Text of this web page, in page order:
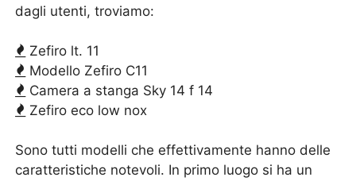
dagli utenti, troviamo:
Zefiro lt. 11
Modello Zefiro C11
Camera a stanga Sky 14 f 14
Zefiro eco low nox
Sono tutti modelli che effettivamente hanno delle
caratteristiche notevoli. In primo luogo si ha un